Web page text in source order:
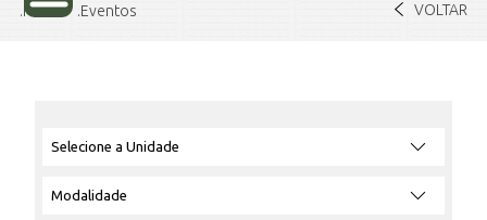
Home Eventos VOLTAR
Unidade
modalidade